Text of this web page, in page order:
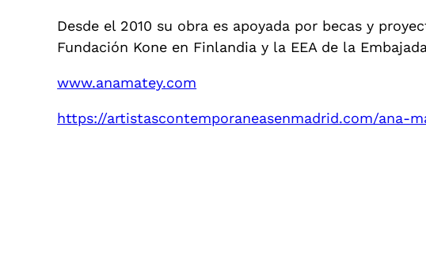
Desde el 2010 su obra es apoyada por becas y
Fundación Kone en Finlandia y la EEA de la
www.anamatey.com
https://artistascontemporaneasenmadrid.com/ana-